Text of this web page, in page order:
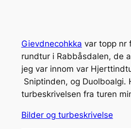
Gievdnecohkka var topp nr
rundtur i Rabbåsdalen, de
jeg var innom var
Sniptinden, og Duolboalgi.
turbeskrivelsen fra turen
Bilder og turbeskrivelse